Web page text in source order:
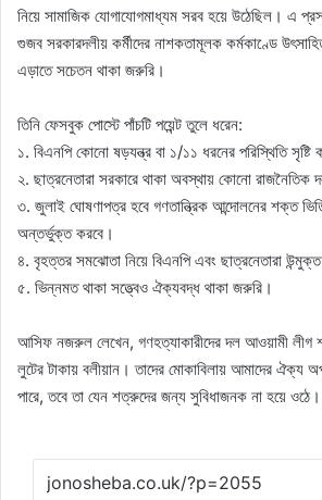
নিয়ে সামাজিক যোগাযোগমাধ্যম সরব হয়ে উঠেছিল। এ
গুজব সরকারদলীয় কর্মীদের নাশকতামূলক কর্মকাণ্ডে
এড়াতে সচেতন থাকা জরুরি।
তিনি ফেসবুক পোস্টে পাঁচটি পয়েন্ট তুলে ধরেন:
১. বিএনপি কোনো ষড়যন্ত্র বা ১/১১ ধরনের পরিস্থিতি
২. ছাত্রনেতারা সরকারে থাকা অবস্থায় কোনো রাজনৈতিক
৩. জুলাই ঘোষণাপত্র হবে গণতান্ত্রিক আন্দোলনের শক্ত
অন্তর্ভুক্ত করবে।
৪. বৃহত্তর সমঝোতা নিয়ে বিএনপি এবং ছাত্রনেতারা
৫. ভিন্নমত থাকা সত্ত্বেও ঐক্যবদ্ধ থাকা জরুরি।
আসিফ নজরুল লেখেন, গণহত্যাকারীদের দল আওয়ামী লীগ
লুটের টাকায় বলীয়ান। তাদের মোকাবিলায় আমাদের ঐক্য
পারে, তবে তা যেন শত্রুদের জন্য সুবিধাজনক না হয়ে ওঠে।